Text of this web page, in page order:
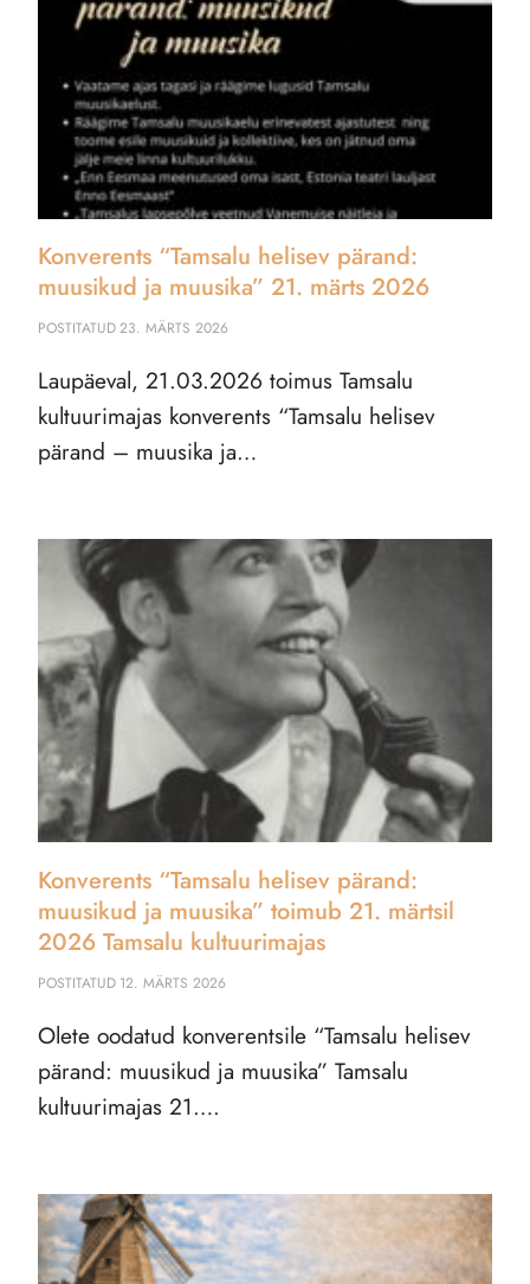
Konverents “Tamsalu helisev pärand:
muusikud ja muusika” 21. märts 2026
POSTITATUD23. MÄRTS 2026
Laupäeval, 21.03.2026 toimus Tamsalu
kultuurimajas konverents “Tamsalu helisev
pärand – muusika ja…
Konverents “Tamsalu helisev pärand:
muusikud ja muusika” toimub 21. märtsil
2026 Tamsalu kultuurimajas
POSTITATUD 12. MÄRTS 2026
Olete oodatud konverentsile “Tamsalu helisev
pärand: muusikud ja muusika” Tamsalu
kultuurimajas 21….